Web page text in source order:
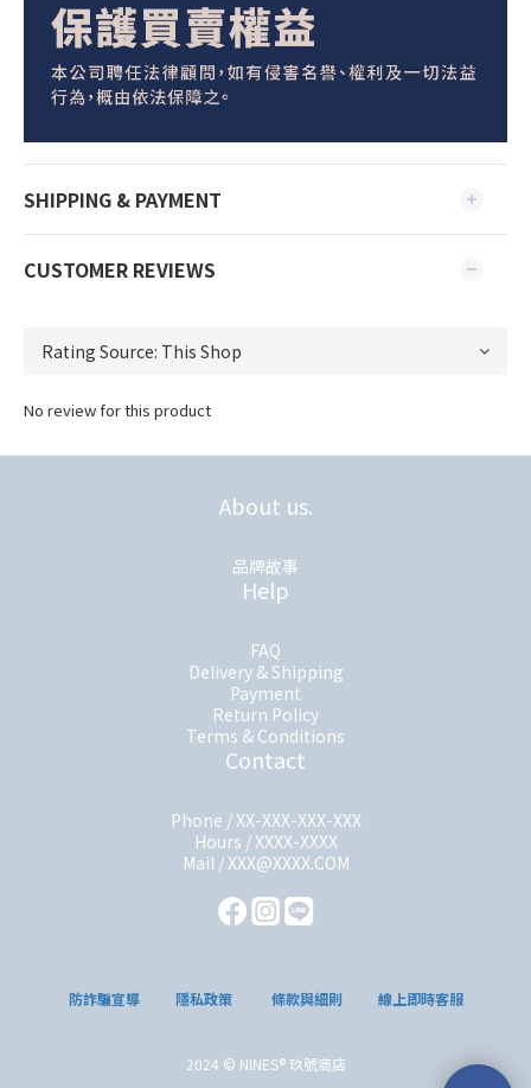
SHIPPING & PAYMENT
CUSTOMER REVIEWS
No review for this product
About us.
品牌故事
Help
FAQ
Delivery & Shipping
Payment
Return Policy
Terms & Conditions
Contact
Phone / XX-XXX-XXX-XXX
Hours / XXXX-XXXX
Mail / XXX@XXXX.COM
防詐騙宣導 隱私政策 條款與細則 線上即時客服
2024 © NINES® 玖號商店